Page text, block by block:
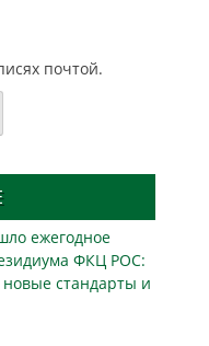
почтой.
ежегодное
ФКЦ РОС:
новые стандарты и